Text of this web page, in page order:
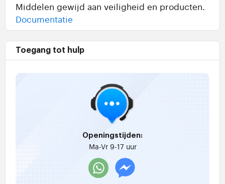
Middelen gewijd aan veiligheid en producten.
Documentatie
Toegang tot hulp
Openingstijden:
Ma-Vr 9-17 uur